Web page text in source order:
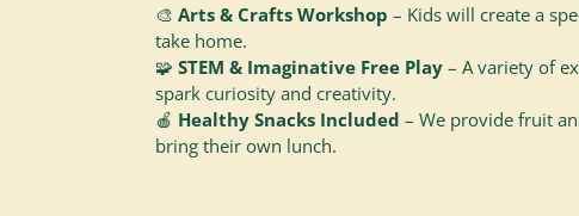
🎨 Arts & Crafts Workshop – Kids will create a
take home.
🧩 STEM & Imaginative Free Play– A variety of
spark curiosity and creativity.
🍎 Healthy Snacks Included – We provide fruit
bring their own lunch.